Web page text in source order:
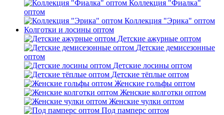
Коллекция "Фиалка"
оптом
Коллекция "Эрика" оптом
Колготки и лосины оптом
Детские ажурные оптом
Детские демисезонные
оптом
Детские лосины оптом
Детские тёплые оптом
Женские гольфы оптом
Женские колготки оптом
Женские чулки оптом
Под памперс оптом